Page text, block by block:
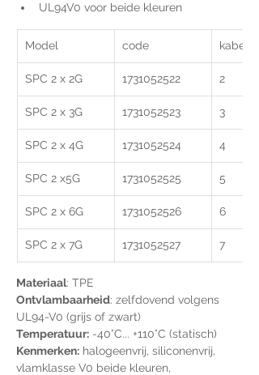
UL94V0 voor beide kleuren
Model code kabel
SPC 2 x 2G 1731052522 2
SPC 2 x 3G 1731052523 3
SPC 2 x 4G 1731052524 4
SPC 2 x5G 1731052525 5
SPC 2 x 6G 1731052526 6
SPC 2 x 7G 1731052527 7
Materiaal: TPE
Ontvlambaarheid: zelfdovend volgens
UL94-V0 (grijs of zwart)
Temperatuur: -40°C... +110°C (statisch)
Kenmerken: halogeenvrij, siliconenvrij,
vlamklasse V0 beide kleuren,